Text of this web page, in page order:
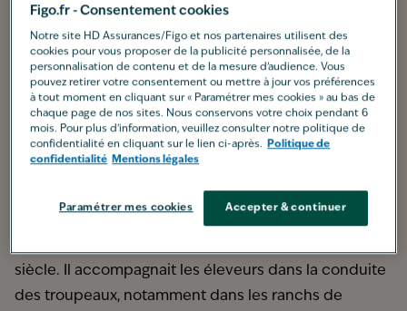
Poils / pelage :mi-long, dense, parfois ondulé, en
quatre robes : noir, rouge, bleu merle, rouge merle
Espérance de vie :12 à 15 ans
Caractère : intelligent, actif, fidèle, joueur, protecteur
Groupe :1 (Chiens de berger et de bouvier - sauf
Bouviers Suisses)
Origine
Son nom peut prêter à confusion : le Berger
siècle. Il accompagnait les éleveurs dans la conduite
des troupeaux, notamment dans les ranchs de
Figo.fr - Consentement cookies
Notre site HD Assurances/Figo et nos partenaires utilisent des
cookies pour vous proposer de la publicité personnalisée, de la
personnalisation de contenu et de la mesure d’audience. Vous
pouvez retirer votre consentement ou mettre à jour vos préférences
à tout moment en cliquant sur « Paramétrer mes cookies » au bas de
chaque page de nos sites. Nous conservons votre choix pendant 6
mois. Pour plus d'information, veuillez consulter notre politique de
confidentialité en cliquant sur le lien ci-après.
Politique de
confidentialité Mentions légales
Accepter & continuer
Paramétrer mes cookies